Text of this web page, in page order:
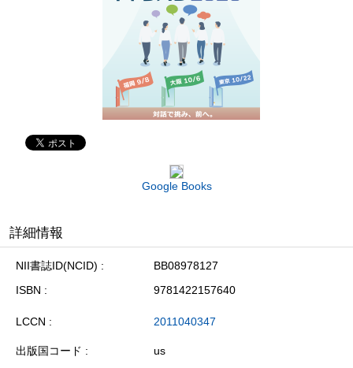
Google Books
詳細情報
NII書誌ID(NCID)
BB08978127
ISBN
9781422157640
LCCN 2011040347
出版国コード
us